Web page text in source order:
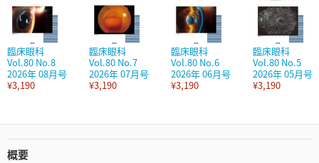
臨床眼科
Vol.80 No.8
2026年 08月号
¥3,190
臨床眼科
Vol.80 No.7
2026年 07月号
¥3,190
臨床眼科
Vol.80 No.6
2026年 06月号
¥3,190
臨床眼科
Vol.80 No.5
2026年 05月号
¥3,190
概要